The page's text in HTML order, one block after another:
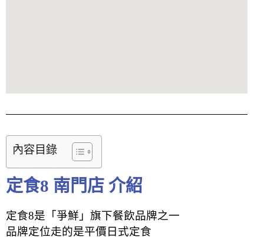
內容目錄
定食8 南門店 介紹
定食8是「爭鮮」旗下餐飲品牌之一
品牌定位走的是平價日式定食